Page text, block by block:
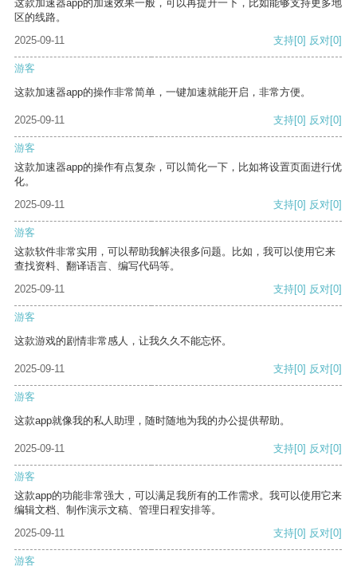
这款加速器app的加速效果一般，可以再提升一下，比如能够支持更多地
区的线路。
2025-09-11
支持[0] 反对[0]
游客
这款加速器app的操作非常简单，一键加速就能开启，非常方便。
2025-09-11 支持[0] 反对[0]
游客
这款加速器app的操作有点复杂，可以简化一下，比如将设置页面进行优
化。
2025-09-11
支持[0] 反对[0]
游客
这款软件非常实用，可以帮助我解决很多问题。比如，我可以使用它来
查找资料、翻译语言、编写代码等。
2025-09-11
支持[0] 反对[0]
游客
这款游戏的剧情非常感人，让我久久不能忘怀。
2025-09-11 支持[0] 反对[0]
游客
这款app就像我的私人助理，随时随地为我的办公提供帮助。
2025-09-11 支持[0] 反对[0]
游客
这款app的功能非常强大，可以满足我所有的工作需求。我可以使用它来
编辑文档、制作演示文稿、管理日程安排等。
2025-09-11
支持[0] 反对[0]
游客